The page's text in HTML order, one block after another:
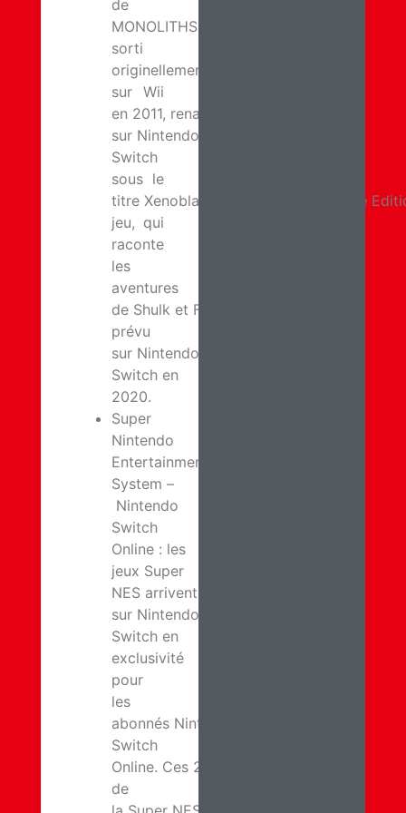
de
MONOLITHSOFT
sorti
originellement
sur Wii
en 2011, renaîtra
sur Nintendo
Switch
sous le
titre Xenoblade Chronicles: Definitive
jeu, qui
raconte
les
aventures
de Shulk et Fiora, est
prévu
sur Nintendo
Switch en
2020.
Super
Nintendo
Entertainment
System –
Nintendo
Switch
Online : les
jeux Super
NES arrivent
sur Nintendo
Switch en
exclusivité
pour
les
abonnés Nintendo
Switch
Online. Ces 20 classiques
de